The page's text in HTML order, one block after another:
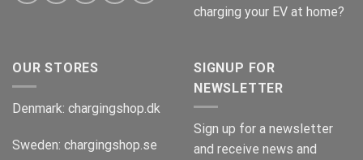
charging your EV at home?
OUR STORES
Denmark: chargingshop.dk
Sweden: chargingshop.se
SIGNUP FOR
NEWSLETTER
Sign up for a newsletter
and receive news and